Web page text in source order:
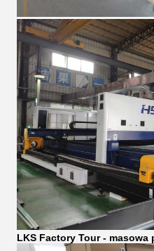
LKS Factory Tour -